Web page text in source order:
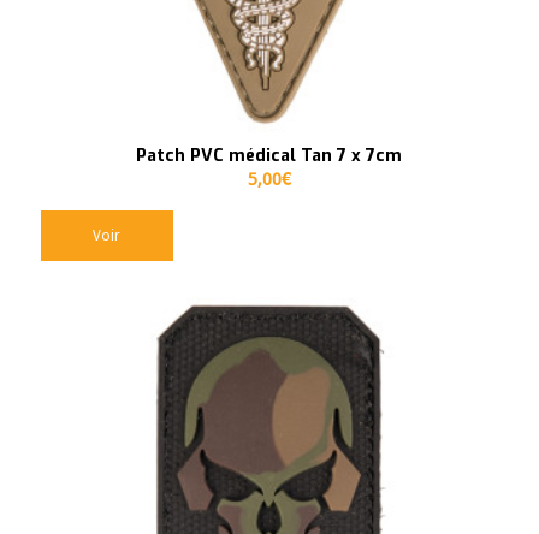
Patch PVC médical Tan 7 x 7cm
5,00€
Voir